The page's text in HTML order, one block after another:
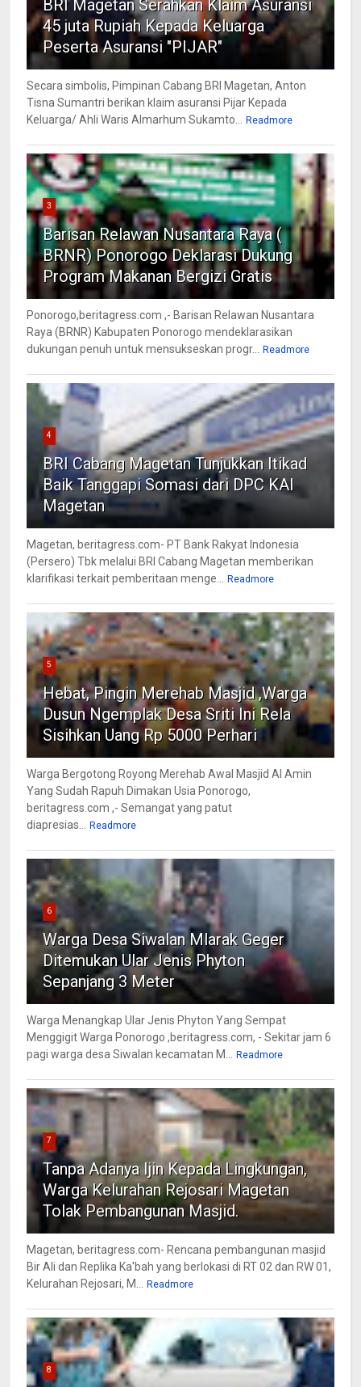
BRI Magetan Serahkan Klaim Asuransi
45 juta Rupiah Kepada Keluarga
Peserta Asuransi "PIJAR"
Secara simbolis, Pimpinan Cabang BRI Magetan, Anton
Tisna Sumantri berikan klaim asuransi Pijar Kepada
Keluarga/ Ahli Waris Almarhum Sukamto...
Readmore
3
Barisan Relawan Nusantara Raya (
BRNR) Ponorogo Deklarasi Dukung
Program Makanan Bergizi Gratis
Ponorogo,beritagress.com ,- Barisan Relawan Nusantara
Raya (BRNR) Kabupaten Ponorogo mendeklarasikan
dukungan penuh untuk mensukseskan progr...
Readmore
4
BRI Cabang Magetan Tunjukkan Itikad
Baik Tanggapi Somasi dari DPC KAI
Magetan
Magetan, beritagress.com- PT Bank Rakyat Indonesia
(Persero) Tbk melalui BRI Cabang Magetan memberikan
klarifikasi terkait pemberitaan menge...
Readmore
5
Hebat, Pingin Merehab Masjid ,Warga
Dusun Ngemplak Desa Sriti Ini Rela
Sisihkan Uang Rp 5000 Perhari
Warga Bergotong Royong Merehab Awal Masjid Al Amin
Yang Sudah Rapuh Dimakan Usia Ponorogo,
beritagress.com ,- Semangat yang patut
diapresias...
Readmore
6
Warga Desa Siwalan Mlarak Geger
Ditemukan Ular Jenis Phyton
Sepanjang 3 Meter
Warga Menangkap Ular Jenis Phyton Yang Sempat
Menggigit Warga Ponorogo ,beritagress.com, - Sekitar jam 6
pagi warga desa Siwalan kecamatan M...
Readmore
7
Tanpa Adanya Ijin Kepada Lingkungan,
Warga Kelurahan Rejosari Magetan
Tolak Pembangunan Masjid.
Magetan, beritagress.com- Rencana pembangunan masjid
Bir Ali dan Replika Ka'bah yang berlokasi di RT 02 dan RW 01,
Kelurahan Rejosari, M...
Readmore
8